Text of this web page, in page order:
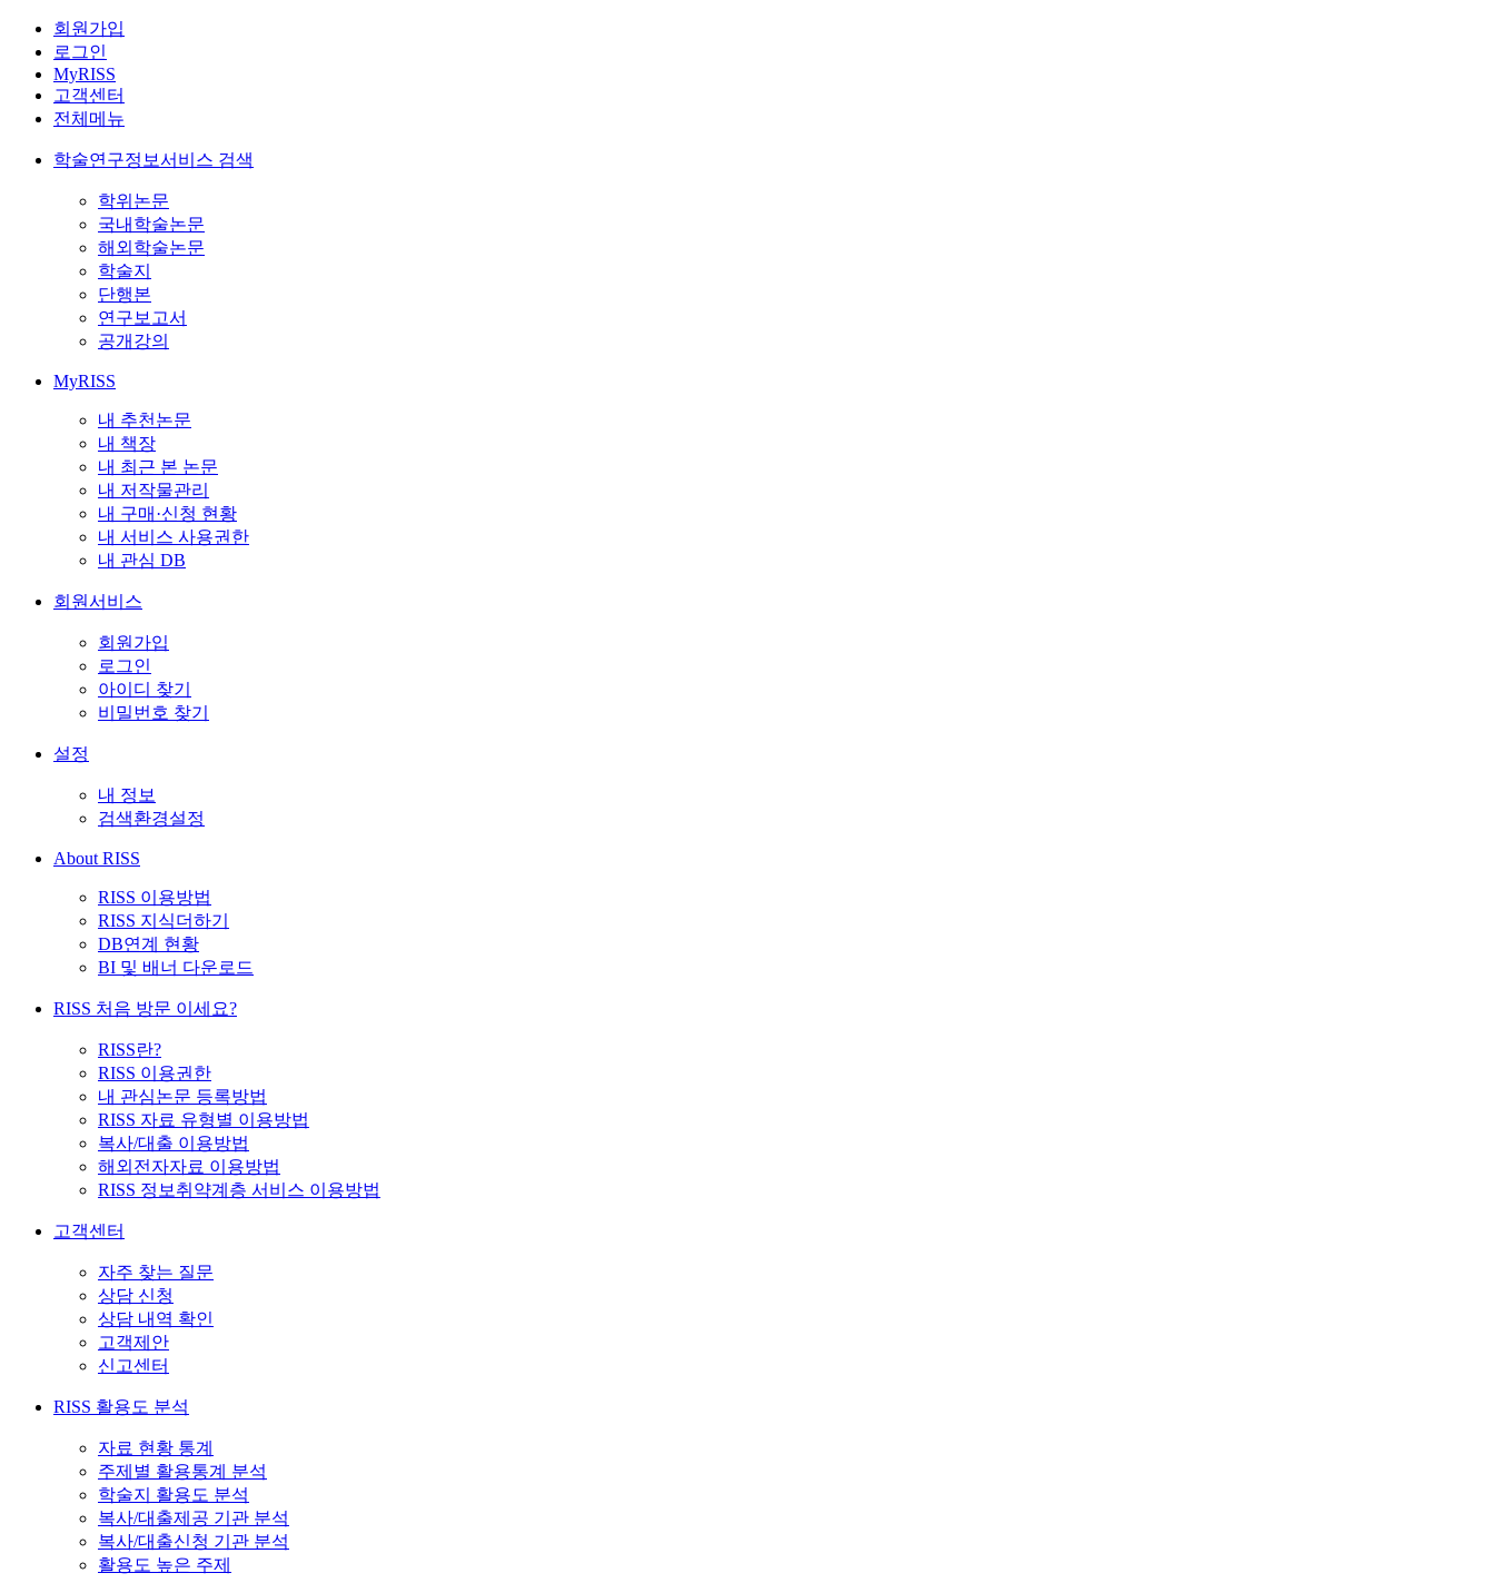
회원가입
로그인
MyRISS
고객센터
전체메뉴
학술연구정보서비스 검색
학위논문
국내학술논문
해외학술논문
학술지
단행본
연구보고서
공개강의
MyRISS
내 추천논문
내 책장
내 최근 본 논문
내 저작물관리
내 구매·신청 현황
내 서비스 사용권한
내 관심 DB
회원서비스
회원가입
로그인
아이디 찾기
비밀번호 찾기
설정
내 정보
검색환경설정
About RISS
RISS 이용방법
RISS 지식더하기
DB연계 현황
BI 및 배너 다운로드
RISS 처음 방문 이세요?
RISS란?
RISS 이용권한
내 관심논문 등록방법
RISS 자료 유형별 이용방법
복사/대출 이용방법
해외전자자료 이용방법
RISS 정보취약계층 서비스 이용방법
고객센터
자주 찾는 질문
상담 신청
상담 내역 확인
고객제안
신고센터
RISS 활용도 분석
자료 현황 통계
주제별 활용통계 분석
학술지 활용도 분석
복사/대출제공 기관 분석
복사/대출신청 기관 분석
활용도 높은 주제